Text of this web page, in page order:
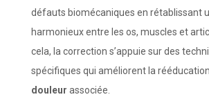
défauts biomécaniques en rétablissant
harmonieux entre les os, muscles et
cela, la correction s’appuie sur des
spécifiques qui améliorent la
douleur associée.